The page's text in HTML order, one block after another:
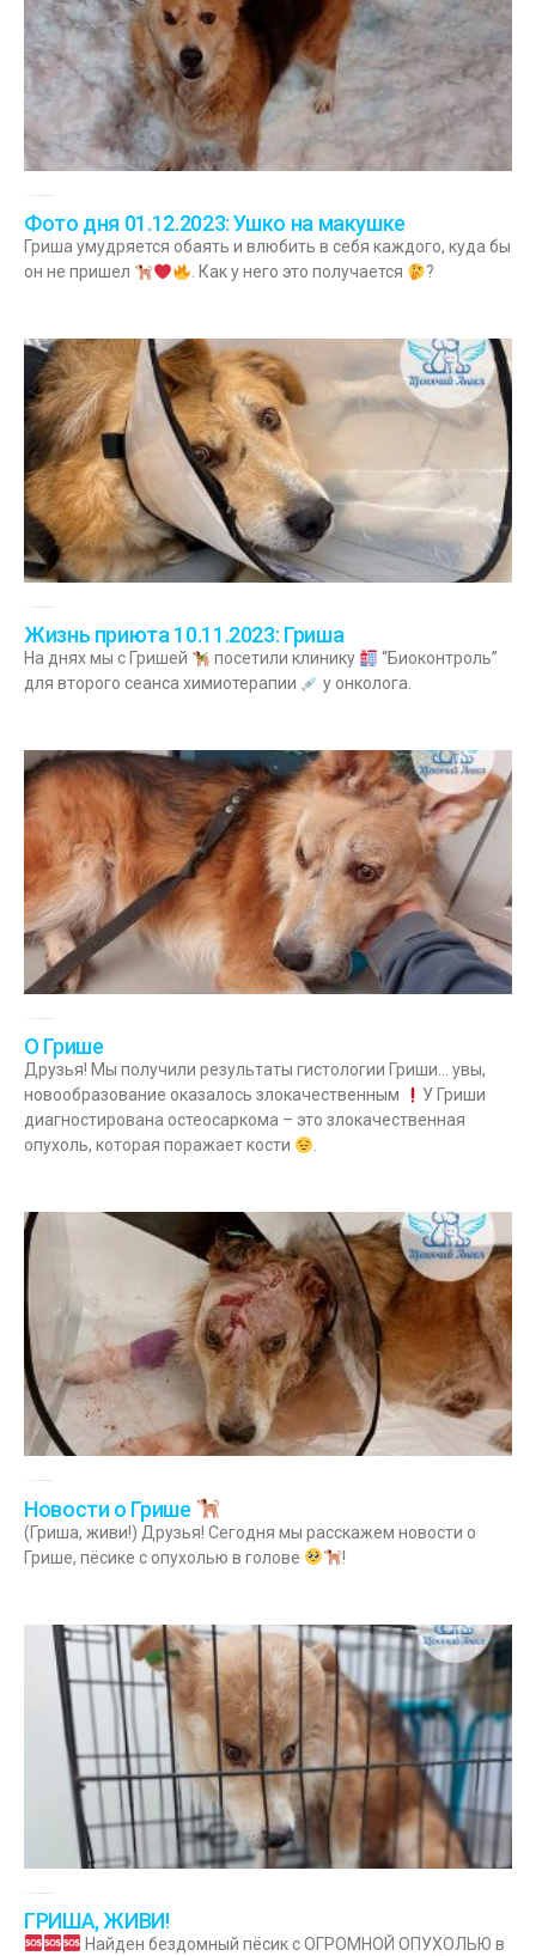
Фото дня 01.12.2023: Ушко на макушке
Гриша умудряется обаять и влюбить в себя каждого, куда бы
он не пришел
. Как у него это получается ?
Жизнь приюта 10.11.2023: Гриша
На днях мы с Гришей посетили клинику
“Биоконтроль”
для второго сеанса химиотерапии
у онколога.
О Грише
Друзья! Мы получили результаты гистологии Гриши… увы,
новообразование оказалось злокачественным
У Гриши
диагностирована остеосаркома – это злокачественная
опухоль, которая поражает кости
.
Новости о Грише
(Гриша, живи!) Друзья! Сегодня мы расскажем новости о
Грише, пёсике с опухолью в голове
!
ГРИША, ЖИВИ!
Найден бездомный пёсик с ОГРОМНОЙ ОПУХОЛЬЮ в